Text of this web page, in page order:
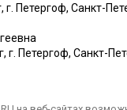
Петергоф, Санкт-
г. Петергоф,Санкт-